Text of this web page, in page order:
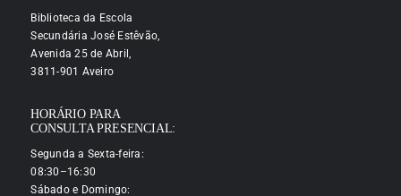
Biblioteca da Escola
Secundária José Estêvão,
Avenida 25 de Abril,
3811-901 Aveiro
HORÁRIO PARA
CONSULTA PRESENCIAL:
Segunda a Sexta-feira:
08:30–16:30
Sábado e Domingo: